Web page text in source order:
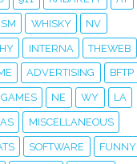
WHISKY NV
INTERNA THEWEB
ADVERTISING BFTP
GAMES NE WY LA
MISCELLANEOUS
SOFTWARE FUNNY